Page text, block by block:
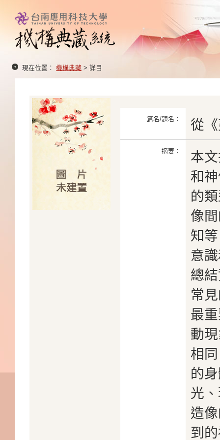
現在位置： 機構典藏 > 詳目
篇名/題名： 從
摘要：
本
和
的
像
知
意
總
常
最
動
相同
的
光
造
到